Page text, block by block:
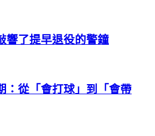
響了提早退役的警鐘
：從「會打球」到「會帶